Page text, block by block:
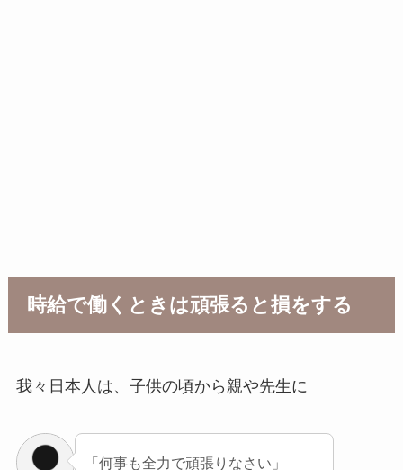
時給で働くときは頑張ると損をする
我々日本人は、子供の頃から親や先生に
「何事も全力で頑張りなさい」